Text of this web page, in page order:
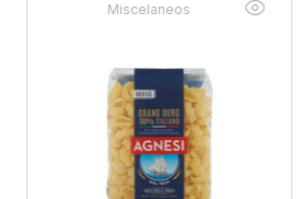
Miscelaneos